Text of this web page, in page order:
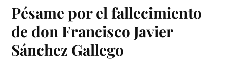
Pésame por el fallecimiento
de don Francisco Javier
Sánchez Gallego